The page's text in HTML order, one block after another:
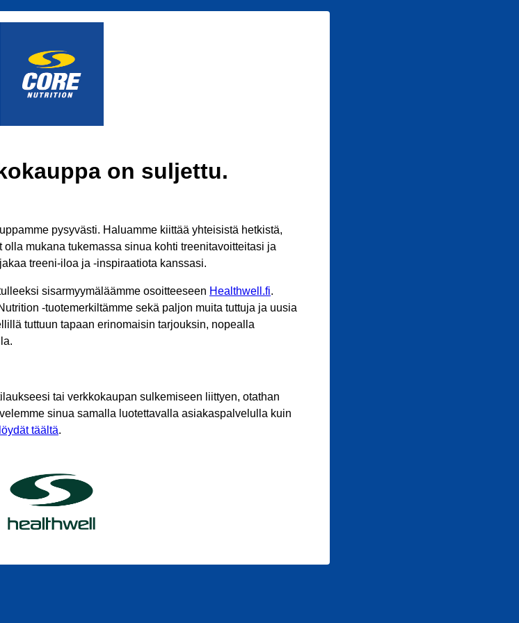
on suljettu.
pysyvästi. Haluamme kiittää yhteisistä hetkistä,
olla mukana tukemassa sinua kohti treenitavoitteitasi ja
treeni-iloa ja -inspiraatiota kanssasi.
sisarmyymäläämme osoitteeseen Healthwell.fi.
-tuotemerkiltämme sekä paljon muita tuttuja ja uusia
tuttuun tapaan erinomaisin tarjouksin, nopealla
tai verkkokaupan sulkemiseen liittyen, otathan
sinua samalla luotettavalla asiakaspalvelulla kuin
täältä.